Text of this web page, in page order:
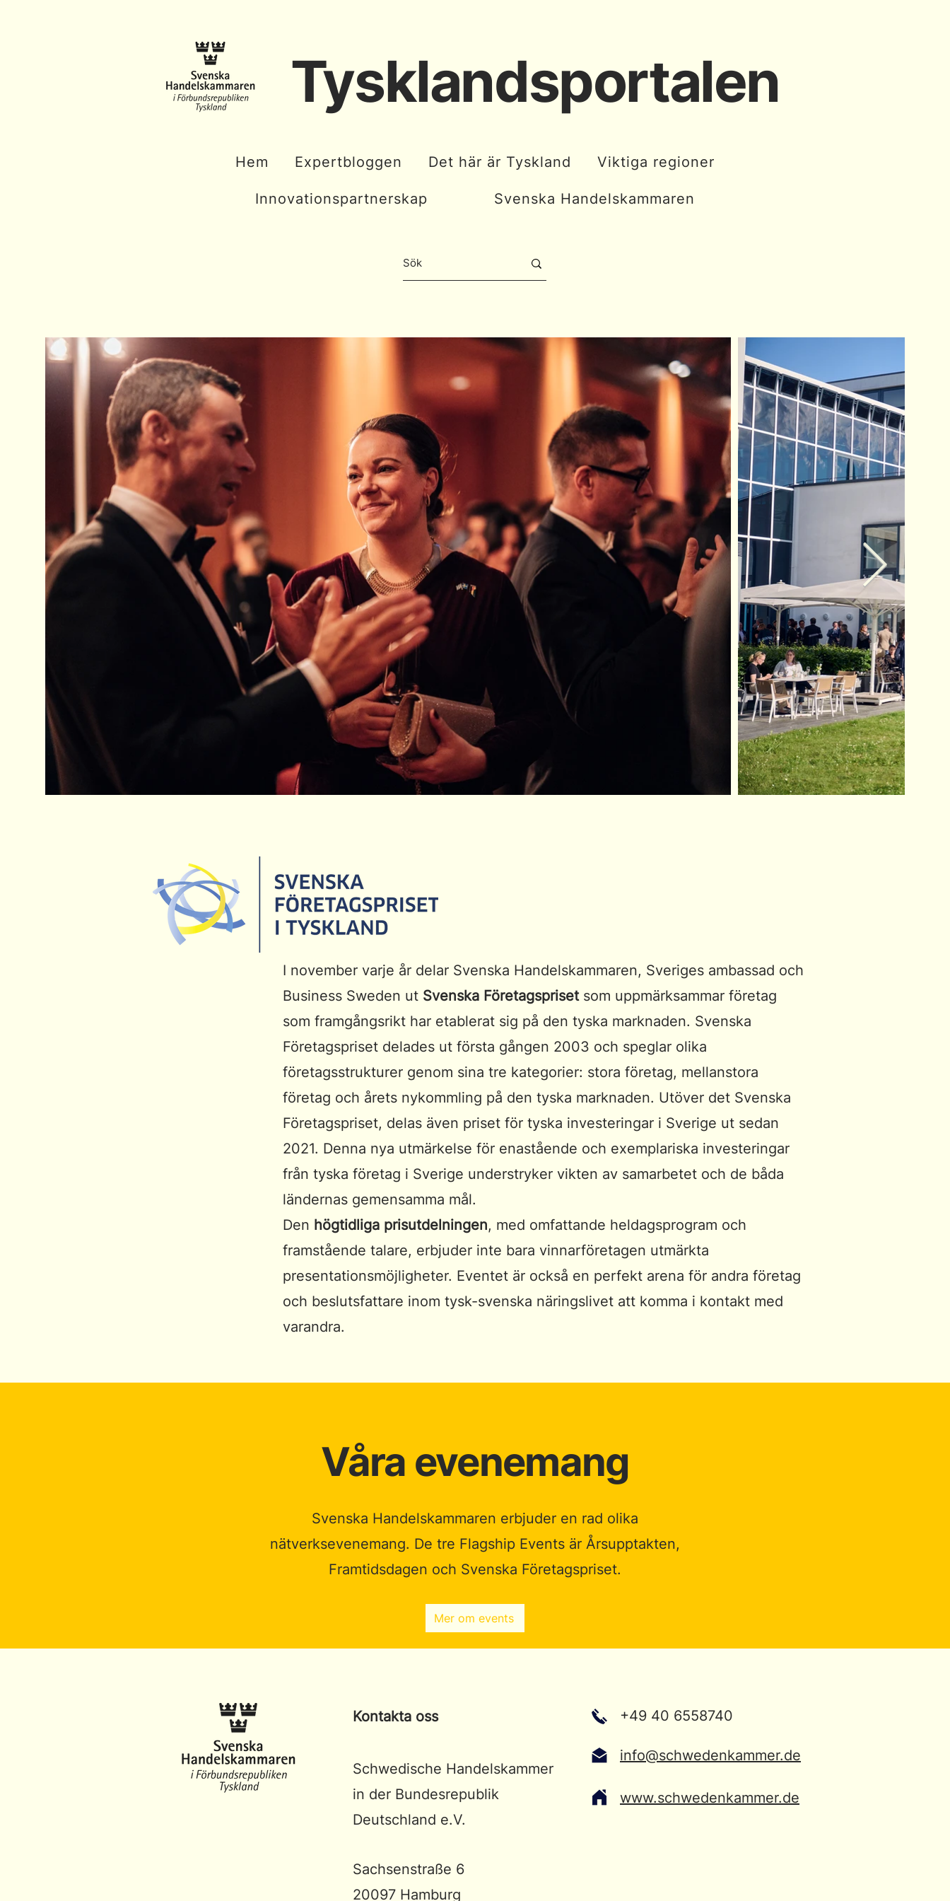
Tysklandsportalen
Hem Expertbloggen Det här är Tyskland Viktiga regioner
Innovationspartnerskap Svenska Handelskammaren
I november varje år delar Svenska Handelskammaren, Sveriges ambassad och
Business Sweden ut Svenska Företagsprisetsom uppmärksammar företag
som framgångsrikt har etablerat sig på den tyska marknaden. Svenska
Företagspriset delades ut första gången 2003 och speglar olika
företagsstrukturer genom sina tre kategorier: stora företag, mellanstora
företag och årets nykommling på den tyska marknaden. Utöver det Svenska
Företagspriset, delas även priset för tyska investeringar i Sverige ut sedan
2021. Denna nya utmärkelse för enastående och exemplariska investeringar
från tyska företag i Sverige understryker vikten av samarbetet och de båda
ländernas gemensamma mål.
Den högtidliga prisutdelningen, med omfattande heldagsprogram och
framstående talare, erbjuder inte bara vinnarföretagen utmärkta
presentationsmöjligheter. Eventet är också en perfekt arena för andra företag
och beslutsfattare inom tysk-svenska näringslivet att komma i kontakt med
varandra.
Våra evenemang
Svenska Handelskammaren erbjuder en rad olika
nätverksevenemang. De tre Flagship Events är Årsupptakten,
Framtidsdagen och Svenska Företagspriset.
Mer om events
Kontakta oss
Schwedische Handelskammer
in der Bundesrepublik
Deutschland e.V.
+49 40 6558740
info@schwedenkammer.de
www.schwedenkammer.de
Sachsenstraße 6
20097 Hamburg